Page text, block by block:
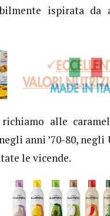
ispirata da
alle
anni ’70-80, negli
le vicende.